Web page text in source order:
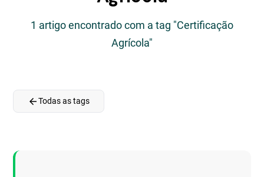
1 artigo encontrado com a tag "Certificação
Agrícola"
arrow_backTodas as tags